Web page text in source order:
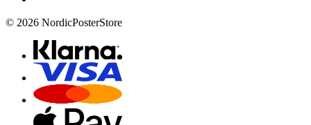
© 2026 NordicPosterStore